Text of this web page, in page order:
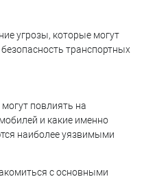
угрозы, которые могут
транспортных
повлиять на
и какие именно
наиболее уязвимыми
с основными